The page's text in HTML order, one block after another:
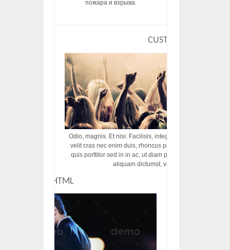
пожара и взрыва.
CUSTOM HTML
Odio, magnis. Et nisi. Facilisis, integer! Risus augue! Non
velit cras nec enim duis, rhoncus porttitor ac vut rhoncus
quis porttitor sed in in ac, ut diam porttitor odio nunc
aliquam dictumst, vel amet tincidunt
CUSTOM HTML